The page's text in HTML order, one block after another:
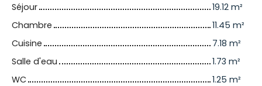
Séjour
19.12 m²
Chambre
11.45 m²
Cuisine
7.18 m²
Salle d'eau
1.73 m²
WC
1.25 m²